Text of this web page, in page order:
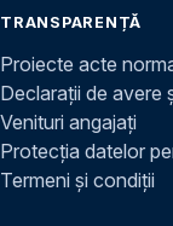
TRANSPARENȚĂ
Proiecte acte
Declarații de avere
Venituri angajați
Protecția datelor
Termeni și condiții